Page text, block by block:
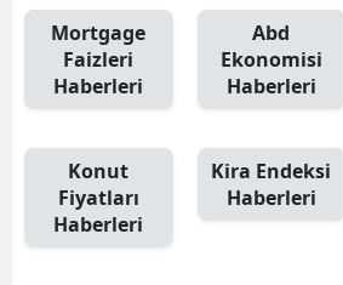
Mortgage
Faizleri
Haberleri
Abd
Ekonomisi
Haberleri
Konut
Fiyatları
Haberleri
Kira Endeksi
Haberleri